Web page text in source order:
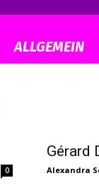
ALLGEMEIN
0
Gérard
Alexandra